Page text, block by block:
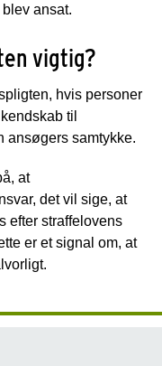
ansat.
vigtig?
hvis personer
til
ansøgers samtykke.
at
det vil sige, at
efter straffelovens
er et signal om, at